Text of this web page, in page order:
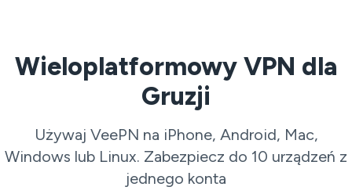
Wieloplatformowy VPN dla
Gruzji
Używaj VeePN na iPhone, Android, Mac,
Windows lub Linux. Zabezpiecz do 10 urządzeń z
jednego konta